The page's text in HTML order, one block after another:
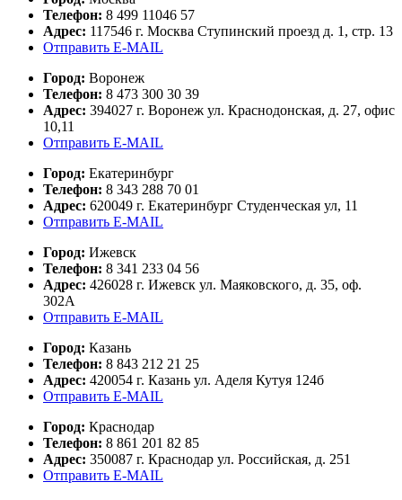
Телефон: 8 499 11046 57
Адрес: 117546 г. Москва Ступинский проезд д. 1, стр. 13
Отправить E-MAIL
Город: Воронеж
Телефон: 8 473 300 30 39
Адрес: 394027 г. Воронеж ул. Краснодонская, д. 27, офис
10,11
Отправить E-MAIL
Город: Екатеринбург
Телефон: 8 343 288 70 01
Адрес: 620049 г. Екатеринбург Студенческая ул, 11
Отправить E-MAIL
Город: Ижевск
Телефон: 8 341 233 04 56
Адрес: 426028 г. Ижевск ул. Маяковского, д. 35, оф.
302А
Отправить E-MAIL
Город: Казань
Телефон: 8 843 212 21 25
Адрес: 420054 г. Казань ул. Аделя Кутуя 124б
Отправить E-MAIL
Город: Краснодар
Телефон: 8 861 201 82 85
Адрес: 350087 г. Краснодар ул. Российская, д. 251
Отправить E-MAIL